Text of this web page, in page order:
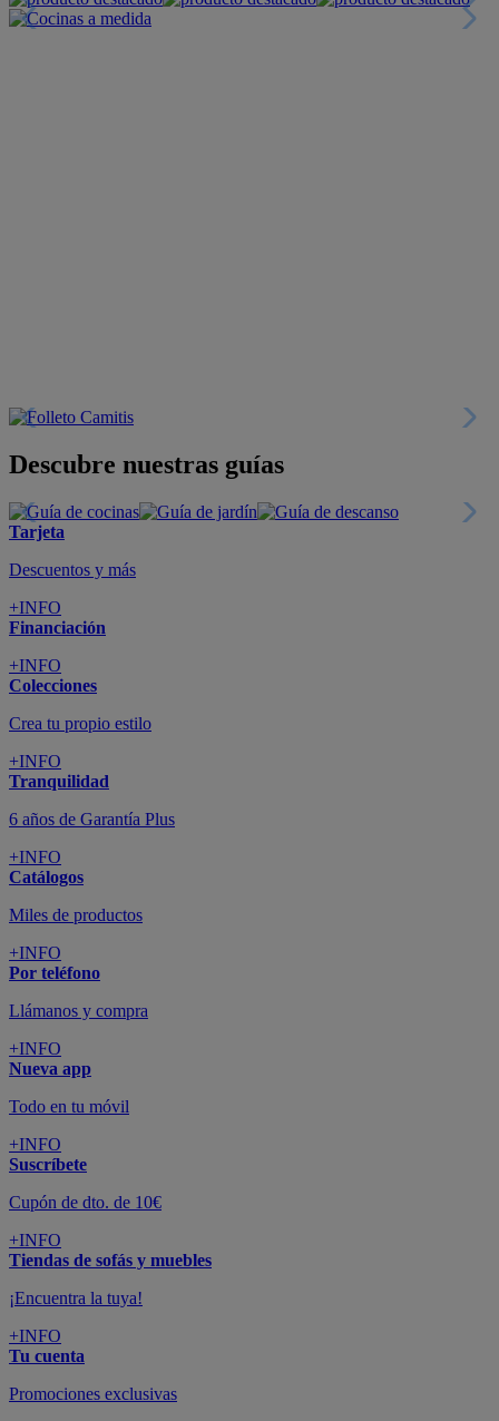
Descubre nuestras guías
Tarjeta
Descuentos y más
+INFO
Financiación
+INFO
Colecciones
Crea tu propio estilo
+INFO
Tranquilidad
6 años de Garantía Plus
+INFO
Catálogos
Miles de productos
+INFO
Por teléfono
Llámanos y compra
+INFO
Nueva app
Todo en tu móvil
+INFO
Suscríbete
Cupón de dto. de 10€
+INFO
Tiendas de sofás y muebles
¡Encuentra la tuya!
+INFO
Tu cuenta
Promociones exclusivas